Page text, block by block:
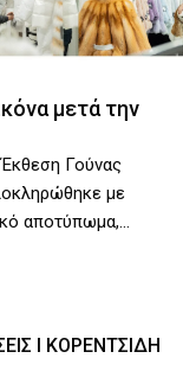
μετά την
Γούνας
με
αποτύπωμα,...
Ι ΚΟΡΕΝΤΣΊΔΗ